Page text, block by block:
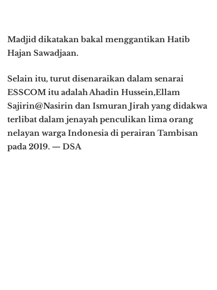
Madjid dikatakan bakal menggantikan Hatib
Hajan Sawadjaan.
Selain itu, turut disenaraikan dalam senarai
ESSCOM itu adalah Ahadin Hussein,Ellam
Sajirin@Nasirin dan Ismuran Jirah yang didakwa
terlibat dalam jenayah penculikan lima orang
nelayan warga Indonesia di perairan Tambisan
pada 2019. — DSA